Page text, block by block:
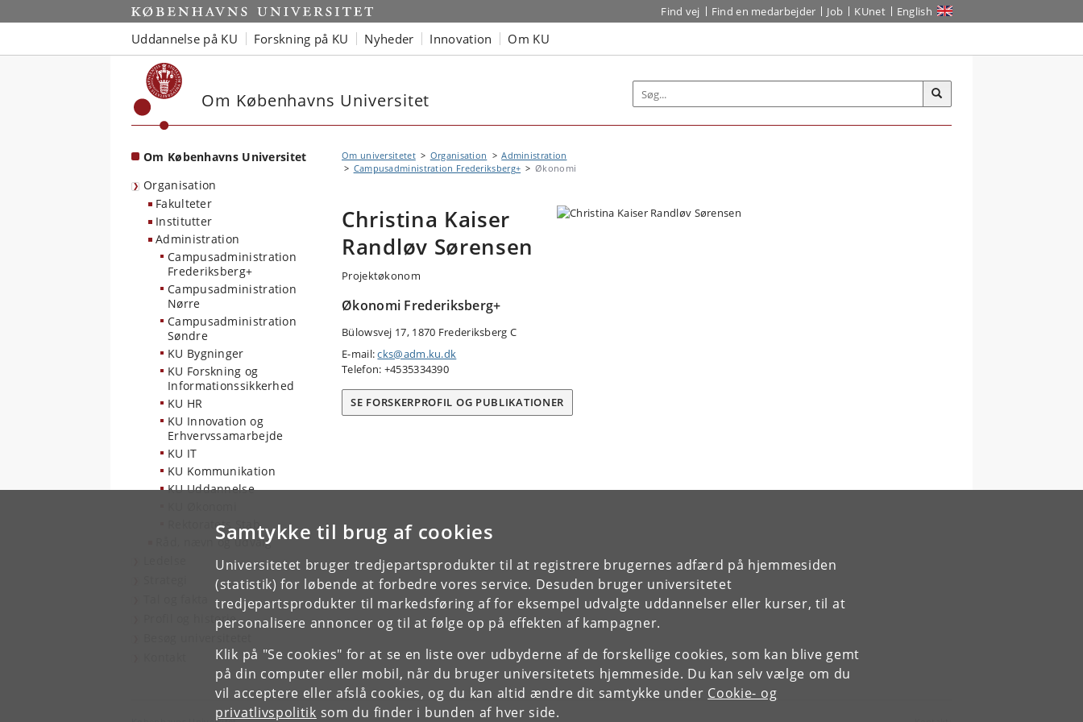
Samtykke til brug af cookies
Universitetet bruger tredjepartsprodukter til at registrere brugernes adfærd på hjemmesiden
(statistik) for løbende at forbedre vores service. Desuden bruger universitetet
tredjepartsprodukter til markedsføring af for eksempel udvalgte uddannelser eller kurser, til at
personalisere annoncer og til at følge op på effekten af kampagner.
Klik på "Se cookies" for at se en liste over udbyderne af de forskellige cookies, som kan blive gemt
på din computer eller mobil, når du bruger universitetets hjemmeside. Du kan selv vælge om du
vil acceptere eller afslå cookies, og du kan altid ændre dit samtykke under Cookie- og
privatlivspolitik som du finder i bunden af hver side.
Start Find vej Find en medarbejder Job KUnet English
Uddannelse på KU Forskning på KU Nyheder Innovation Om KU
Om Københavns Universitet
Om Københavns Universitet
Organisation
Fakulteter
Institutter
Administration
Campusadministration
Frederiksberg+
Campusadministration
Nørre
Campusadministration
Søndre
KU Bygninger
KU Forskning og
Informationssikkerhed
KU HR
KU Innovation og
Erhvervssamarbejde
KU IT
KU Kommunikation
KU Uddannelse
Rektoratets Stab
Råd, nævn og udvalg
Profil og historie
Om universitetet Organisation
Administration
Campusadministration Frederiksberg+
Økonomi
Christina Kaiser
Randløv Sørensen
Projektøkonom
Økonomi Frederiksberg+
Bülowsvej 17, 1870 Frederiksberg C
E-mail:cks@adm.ku.dk
Telefon: +4535334390
SE FORSKERPROFIL OG PUBLIKATIONER